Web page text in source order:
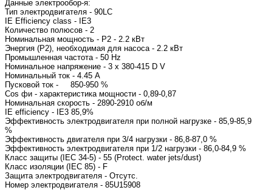
Данные электрообор-я:
Тип электродвигателя - 90LC
IE Efficiency class - IE3
Количество полюсов - 2
Номинальная мощность - P2 - 2.2 кВт
Энергия (Р2), необходимая для насоса - 2.2 кВт
Промышленная частота - 50 Hz
Номинальное напряжение - 3 x 380-415 D V
Номинальный ток - 4.45 A
Пусковой ток - 850-950 %
Cos фи - характеристика мощности - 0,89-0,87
Номинальная скорость - 2890-2910 об/м
IE efficiency - IE3 85,9%
Эффективность электродвигателя при полной нагрузке - 85,9-85,9
%
Эффективность двигателя при 3/4 нагрузки - 86,8-87,0 %
Эффективность электродвигателя при 1/2 нагрузки - 86,0-84,9 %
Класс защиты (IEC 34-5) - 55 (Protect. water jets/dust)
Класс изоляции (IEC 85) - F
Защита электродвигателя - Отсутс.
Номер электродвигателя - 85U15908